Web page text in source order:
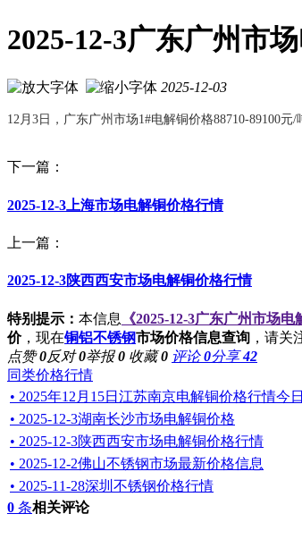
2025-12-3广东广州市
2025-12-03
12月3日，广东广州市场1#电解铜价格88710-89100元
下一篇：
2025-12-3上海市场电解铜价格行情
上一篇：
2025-12-3陕西西安市场电解铜价格行情
特别提示： 本信息 《2025-12-3广东广州市场电
价，现在铜铝不锈钢市场价格信息查询 ，请关
点赞0反对0举报0 收藏0 评论0分享42
同类价格行情
• 2025年12月15日江苏南京电解铜价格行情今
• 2025-12-3湖南长沙市场电解铜价格
• 2025-12-3陕西西安市场电解铜价格行情
• 2025-12-2佛山不锈钢市场最新价格信息
• 2025-11-28深圳不锈钢价格行情
0 条相关评论